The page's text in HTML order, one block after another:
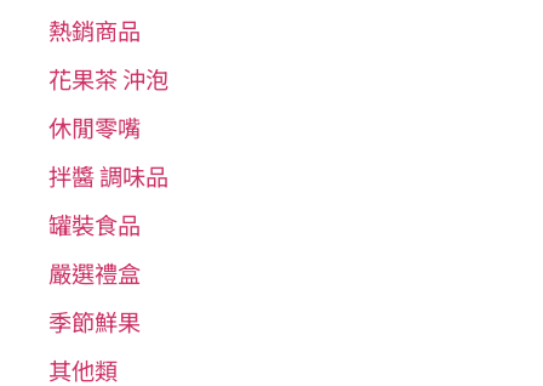
熱銷商品
花果茶 沖泡
休閒零嘴
拌醬 調味品
罐裝食品
嚴選禮盒
季節鮮果
其他類